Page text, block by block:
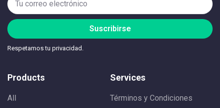
Suscribirse
Respetamos tu privacidad.
Products
All
Services
Términos y Condiciones